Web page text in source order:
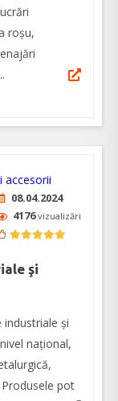
roșu,
08.04.2024
4176vizualizări
şi
industriale şi
naţional,
pot